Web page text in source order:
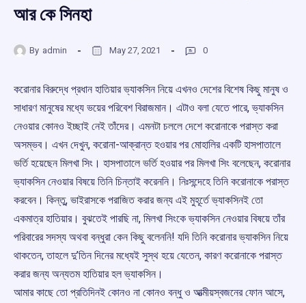
আর কে সিনহা
By admin May 27, 2021 0
করোনার বিরুদ্ধে প্রধান হাতিয়ার ভ্যাকসিন নিয়ে এখনও দেশের বিশেষ কিছু মানুষ ও
সাধারণ মানুষের মধ্যে ভয়ের পরিবেশ বিরাজমান। এটাও বলা যেতে পারে, ভ্যাকসিন
নেওয়ার কোনও ইচ্ছাই নেই তাঁদের। এমনটা চললে দেশে করোনাকে পরাস্ত করা
অসম্ভব। এখন দেখুন, করোনা-আক্রান্ত হওয়ার পর মোহালির একটি হাসপাতালে
ভর্তি হয়েছেন মিলখা সিং। হাসপাতালে ভর্তি হওয়ার পর মিলখা সিং বলেছেন, করোনার
ভ্যাকসিন নেওয়ার বিষয়ে তিনি চিন্তাই করেননি। নিঃসন্দেহে তিনি করোনাকে পরাস্ত
করবেন। কিন্তু, ভাইরাসকে পরাজিত করার জন্য এই মুহূর্তে ভ্যাকসিনই তো
একমাত্র হাতিয়ার। বুঝতেই পারছি না, মিলখা সিংকে ভ্যাকসিন নেওয়ার বিষয়ে তাঁর
পরিবারের সদস্য অথবা বন্ধুরা কেন কিছু বলেননি! যদি তিনি করোনার ভ্যাকসিন নিয়ে
থাকতেন, তাহলে দু’তিন দিনের মধ্যেই সুস্থ হয়ে যেতেন, কারণ করোনাকে পরাস্ত
করার জন্য অন্যতম হাতিয়ার হল ভ্যাকসিন।
আমার কাছে তো প্রতিদিনই কোনও না কোনও বন্ধু ও আত্মীয়স্বজনের ফোন আসে,